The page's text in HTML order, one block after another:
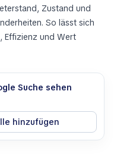
Zustand und
So lässt sich
Effizienz und Wert
Suche sehen
hinzufügen